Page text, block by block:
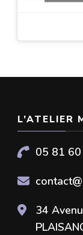
L’ATELIER
05 81
34